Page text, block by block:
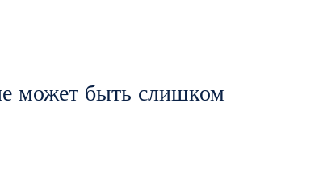
может быть слишком